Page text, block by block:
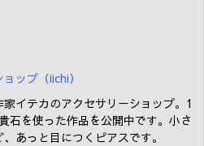
ョップ（iichi）
家イテカのアクセサリーショップ。1
石を使った作品を公開中です。小さ
あっと目につくピアスです。